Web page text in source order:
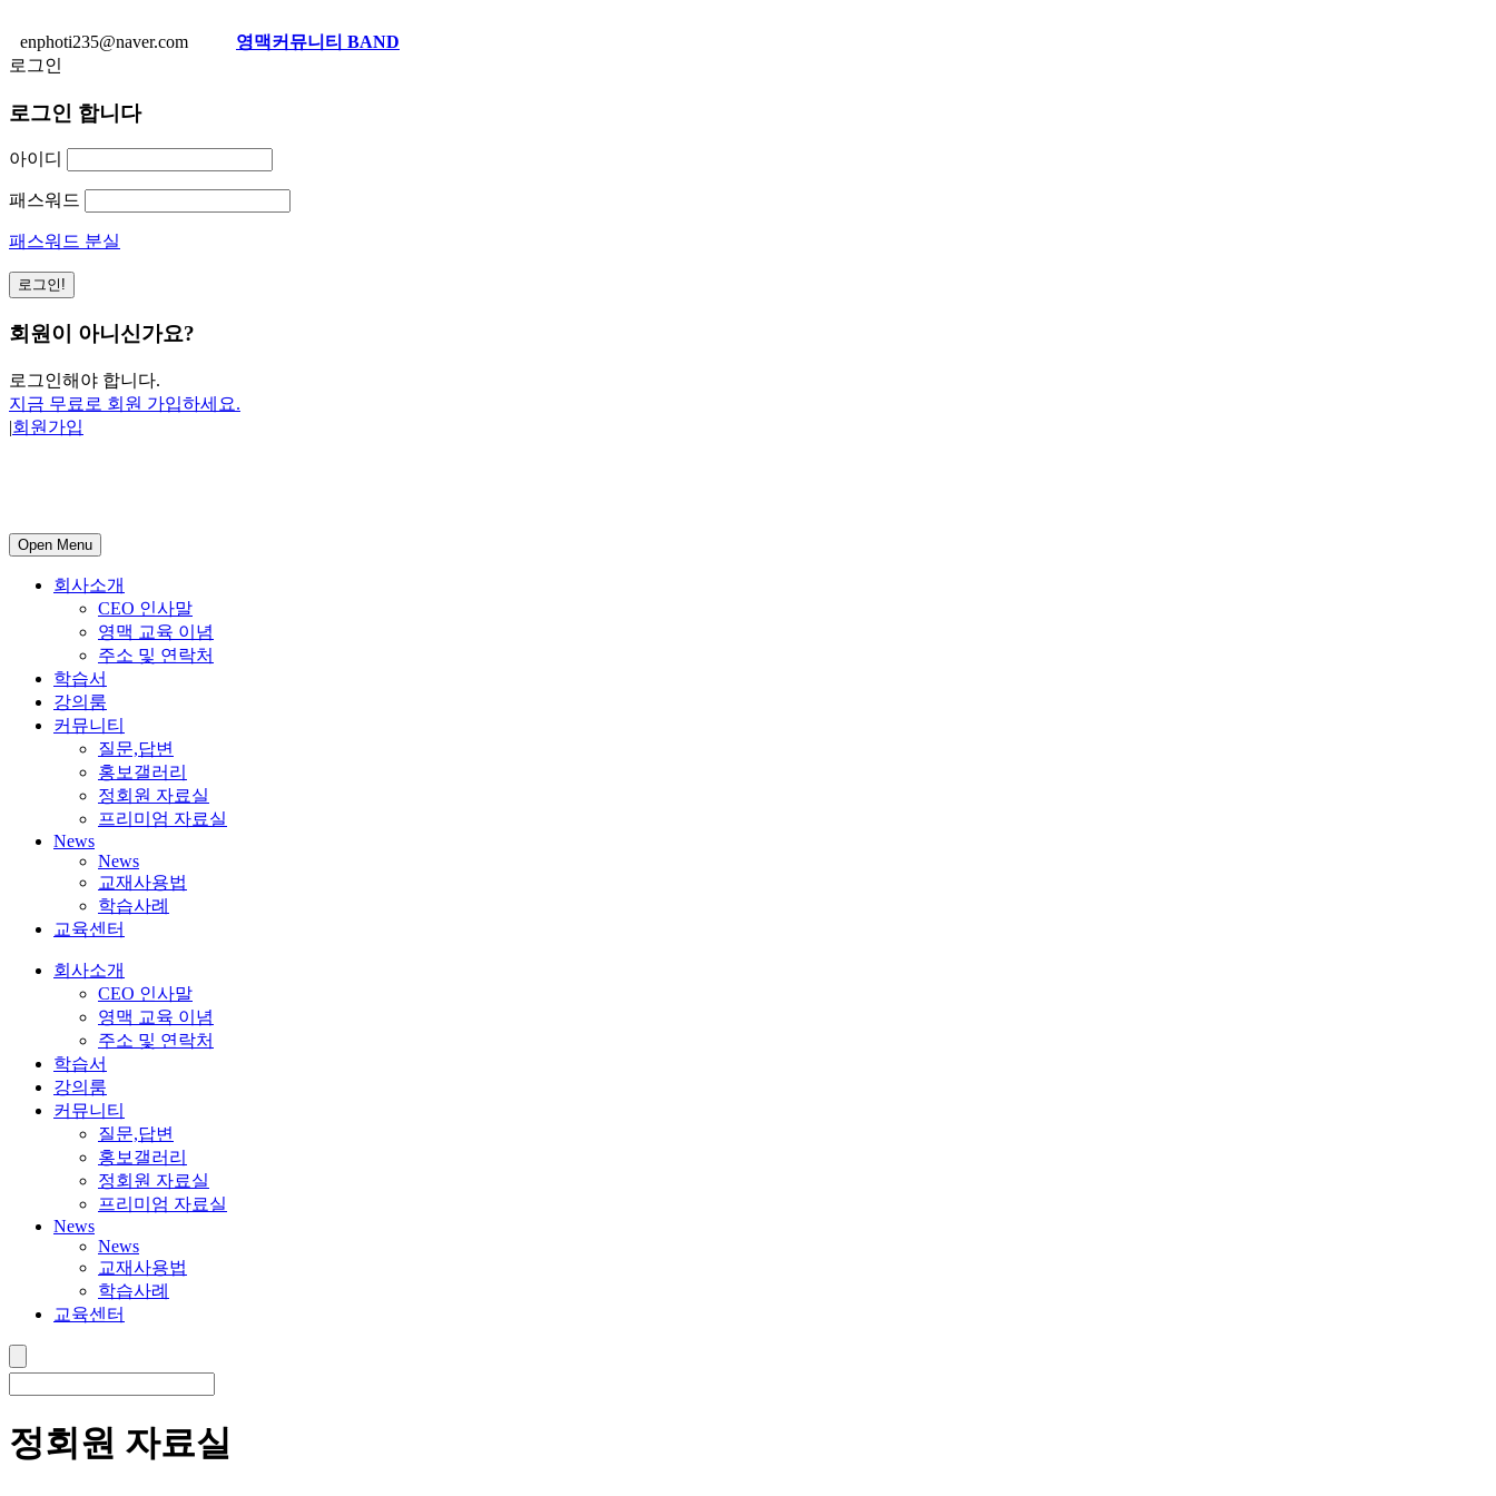
enphoti235@naver.com
영맥커뮤니티 BAND
로그인
로그인 합니다
아이디
패스워드
패스워드 분실
회원이 아니신가요?
로그인해야 합니다.
지금 무료로 회원 가입하세요.
|회원가입
Open Menu
회사소개
CEO 인사말
영맥 교육 이념
주소 및 연락처
학습서
강의룸
커뮤니티
질문,답변
홍보갤러리
정회원 자료실
프리미엄 자료실
News
News
교재사용법
학습사례
교육센터
회사소개
CEO 인사말
영맥 교육 이념
주소 및 연락처
학습서
강의룸
커뮤니티
질문,답변
홍보갤러리
정회원 자료실
프리미엄 자료실
News
News
교재사용법
학습사례
교육센터
정회원 자료실